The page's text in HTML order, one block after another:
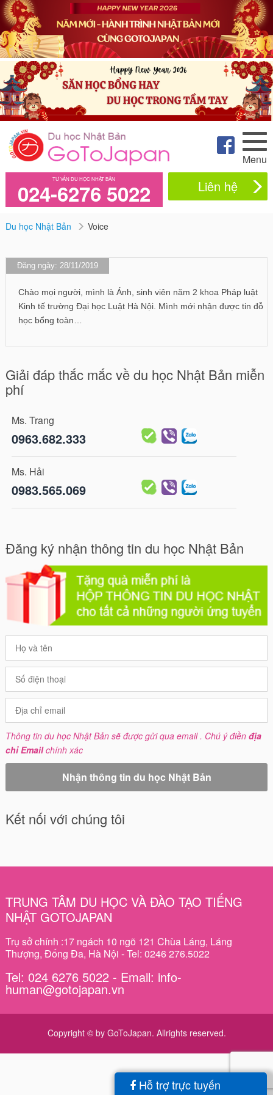
Menu
TƯ VẤN DU HỌC NHẬT BẢN
024-6276 5022 Liên hệ
Du học Nhật Bản Voice
Đăng ngày: 28/11/2019
Chào mọi người, mình là Ánh, sinh viên năm 2 khoa Pháp luật
Kinh tế trường Đại học Luật Hà Nội. Mình mới nhận được tin đỗ
học bổng toàn…
Giải đáp thắc mắc về du học Nhật Bản miễn
phí
Ms. Trang
0963.682.333
Ms. Hải
0983.565.069
Đăng ký nhận thông tin du học Nhật Bản
Thông tin du học Nhật Bản sẽ được gửi qua email . Chú ý điền địa
chỉ Emailchính xác
Kết nối với chúng tôi
TRUNG TÂM DU HỌC VÀ ĐÀO TẠO TIẾNG
NHẬT GOTOJAPAN
Trụ sở chính :17 ngách 10 ngõ 121 Chùa Láng, Láng
Thượng, Đống Đa, Hà Nội - Tel: 0246 276.5022
Tel: 024 6276 5022 - Email: info-
human@gotojapan.vn
Copyright © by GoToJapan. Allrights reserved.
Hỗ trợ trực tuyến